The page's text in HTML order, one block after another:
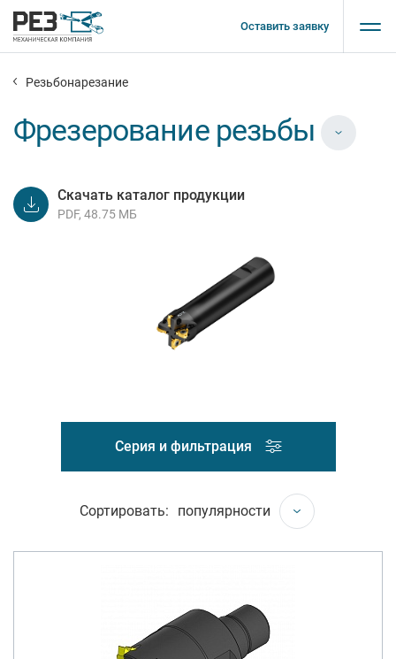
Оставить заявку
Резьбонарезание
Фрезерование резьбы
Скачать каталог продукции
PDF, 48.75 МБ
Серия и фильтрация
Сортировать: популярности